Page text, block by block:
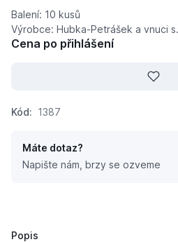
Balení: 10 kusů
Výrobce: Hubka-Petrášek a vnuci
Cena po přihlášení
Kód: 1387
Máte dotaz?
Napište nám, brzy se ozveme
Popis